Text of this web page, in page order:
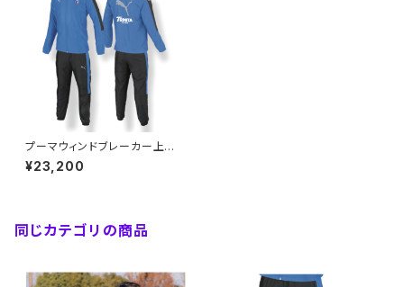
プーマウィンドブレーカー上下
セット【大人S～4XL】※受注生
産（納期約2か月）
¥23,200
同じカテゴリの商品